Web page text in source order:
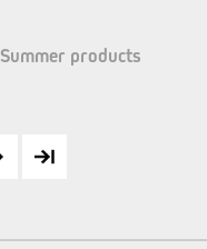
Summer products